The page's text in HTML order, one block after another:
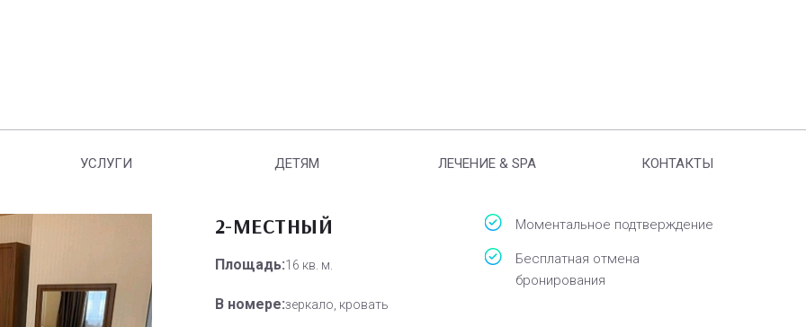
УСЛУГИ ДЕТЯМ ЛЕЧЕНИЕ & SPA КОНТАКТЫ
2-МЕСТНЫЙ
Площадь:16 кв. м.
В номере:зеркало, кровать
Моментальное подтверждение
Бесплатная отмена
бронирования